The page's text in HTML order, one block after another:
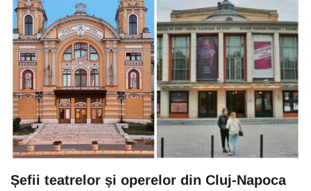
Șefii teatrelor și operelor din Cluj-Napoca